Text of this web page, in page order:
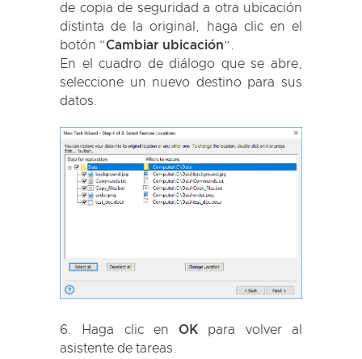
de copia de seguridad a otra ubicación
distinta de la original, haga clic en el
botón “Cambiar ubicación”.
En el cuadro de diálogo que se abre,
seleccione un nuevo destino para sus
datos.
Haga clic enOK para volver al
asistente de tareas.